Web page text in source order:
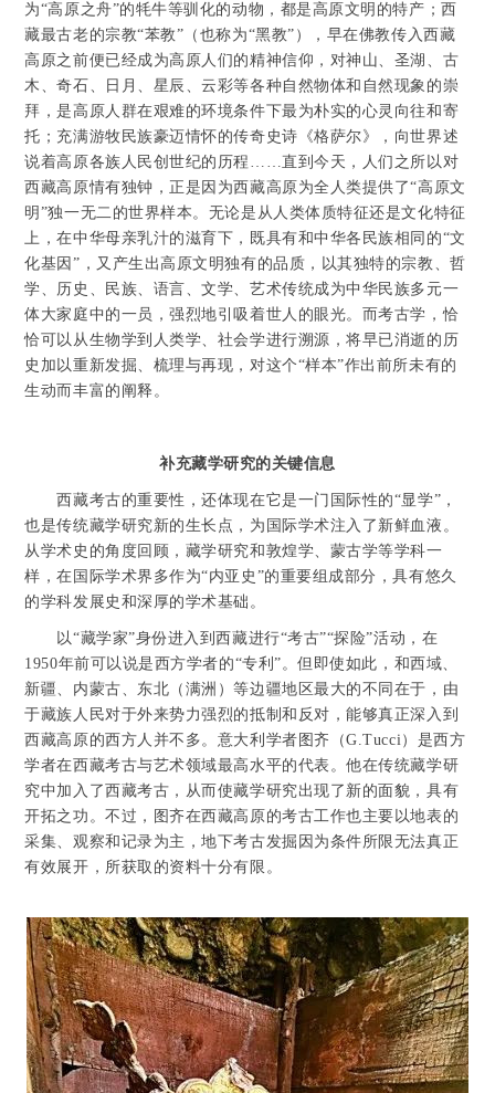
为“高原之舟”的牦牛等驯化的动物，都是高原文明的特产；西
藏最古老的宗教“苯教”（也称为“黑教”），早在佛教传入西藏
高原之前便已经成为高原人们的精神信仰，对神山、圣湖、古
木、奇石、日月、星辰、云彩等各种自然物体和自然现象的崇
拜，是高原人群在艰难的环境条件下最为朴实的心灵向往和寄
托；充满游牧民族豪迈情怀的传奇史诗《格萨尔》，向世界述
说着高原各族人民创世纪的历程……直到今天，人们之所以对
西藏高原情有独钟，正是因为西藏高原为全人类提供了“高原文
明”独一无二的世界样本。无论是从人类体质特征还是文化特征
上，在中华母亲乳汁的滋育下，既具有和中华各民族相同的“文
化基因”，又产生出高原文明独有的品质，以其独特的宗教、哲
学、历史、民族、语言、文学、艺术传统成为中华民族多元一
体大家庭中的一员，强烈地引吸着世人的眼光。而考古学，恰
恰可以从生物学到人类学、社会学进行溯源，将早已消逝的历
史加以重新发掘、梳理与再现，对这个“样本”作出前所未有的
生动而丰富的阐释。
补充藏学研究的关键信息
西藏考古的重要性，还体现在它是一门国际性的“显学”，
也是传统藏学研究新的生长点，为国际学术注入了新鲜血液。
从学术史的角度回顾，藏学研究和敦煌学、蒙古学等学科一
样，在国际学术界多作为“内亚史”的重要组成部分，具有悠久
的学科发展史和深厚的学术基础。
以“藏学家”身份进入到西藏进行“考古”“探险”活动，在
1950年前可以说是西方学者的“专利”。但即使如此，和西域、
新疆、内蒙古、东北（满洲）等边疆地区最大的不同在于，由
于藏族人民对于外来势力强烈的抵制和反对，能够真正深入到
西藏高原的西方人并不多。意大利学者图齐（G.Tucci）是西方
学者在西藏考古与艺术领域最高水平的代表。他在传统藏学研
究中加入了西藏考古，从而使藏学研究出现了新的面貌，具有
开拓之功。不过，图齐在西藏高原的考古工作也主要以地表的
采集、观察和记录为主，地下考古发掘因为条件所限无法真正
有效展开，所获取的资料十分有限。